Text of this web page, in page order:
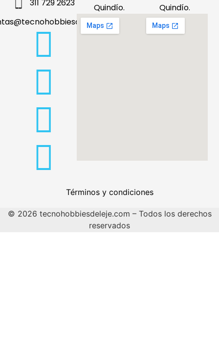
311 729 2623
Quindío.
Quindío.
Términos y condiciones
© 2026 tecnohobbiesdeleje.com – Todos los derechos
reservados